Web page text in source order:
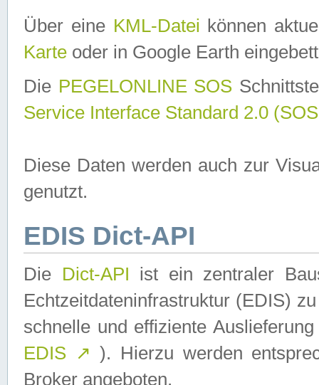
Über eine KML-Datei können
Karte oder in Google Earth
Die PEGELONLINE SOS
Service Interface Standard 2.0
Diese Daten werden auch zur
genutzt.
EDIS Dict-API
Die Dict-API ist ein zentraler
Echtzeitdateninfrastruktur (EDIS)
schnelle und effiziente
EDIS ↗ ). Hierzu werden
Broker angeboten.